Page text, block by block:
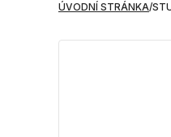
ÚVODNÍ STRÁNKA/